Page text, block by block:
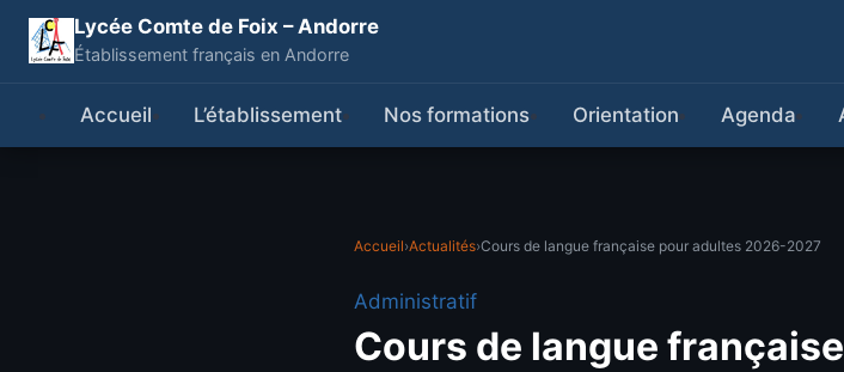
Lycée Comte de Foix – Andorre
Établissement français en Andorre
Accueil L’établissement Nos formations Orientation Agenda
Accueil›Actualités›Cours de langue française pour adultes 2026-2027
Administratif
Cours de langue